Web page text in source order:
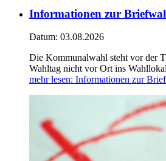
Informationen zur
Datum: 03.08.2026
Die Kommunalwahl steht vor der
Wahltag nicht vor Ort ins
mehr lesen: Informationen zur